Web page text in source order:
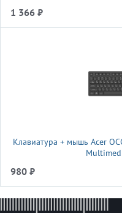
1 366 ₽
Клавиатура + мышь Acer
980 ₽